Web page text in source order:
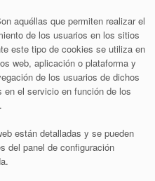
aquéllas que permiten realizar el
de los usuarios en los sitios
este tipo de cookies se utiliza en
web, aplicación o plataforma y
de los usuarios de dichos
el servicio en función de los
están detalladas y se pueden
del panel de configuración